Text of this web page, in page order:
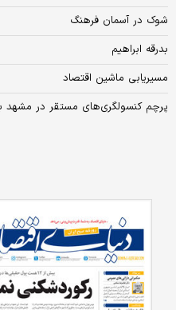
شوک در آسمان فرهنگ
بدرقه ابراهیم
مسیریابی ماشین اقتصاد
پرچم کنسولگری‌های مستقر در مشهد